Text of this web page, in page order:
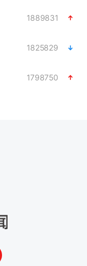
1889831
1825829
1798750